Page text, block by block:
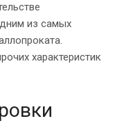
из самых
характеристик